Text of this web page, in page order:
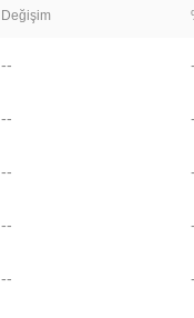
Değişim
--
--
--
--
--